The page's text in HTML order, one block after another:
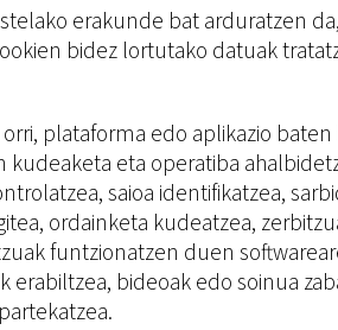
erakunde bat arduratzen
bidez lortutako datuak
plataforma edo aplikazio
eta operatiba
saioa identifikatzea,
ordainketa kudeatzea,
funtzionatzen duen
bideoak edo soinua